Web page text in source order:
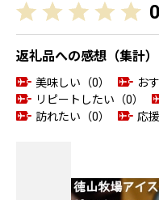
返礼品への感想（集計）
美味しい（0）
お
リピートしたい（0）
訪れたい（0）
応